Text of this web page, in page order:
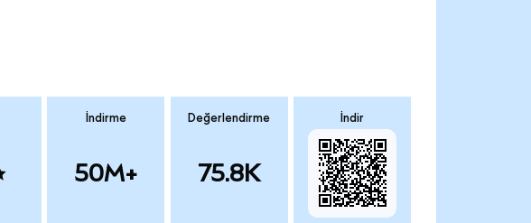
İndirme
50M+
Değerlendirme
75.8K
İndir